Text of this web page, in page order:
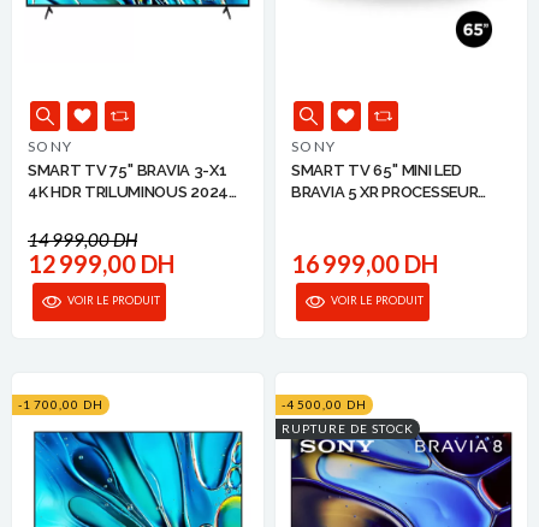
SONY
SMART TV 75'' BRAVIA 3-X1
4K HDR TRILUMINOUS 2024
14 999,00 DH
12 999,00 DH
VOIR LE PRODUIT
SONY
SMART TV 65'' MINI LED
BRAVIA 5 XR PROCESSEUR
16 999,00 DH
VOIR LE PRODUIT
-1 700,00 DH
-4 500,00 DH
RUPTURE DE STOCK